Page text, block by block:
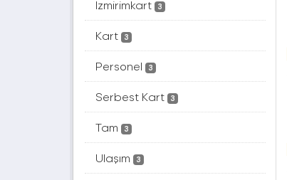
Izmirimkart 3
Kart 3
Personel 3
Serbest Kart 3
Tam 3
Ulaşım 3